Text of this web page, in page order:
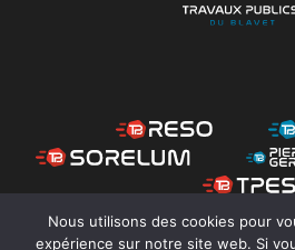
Nous utilisons des cookies pour
expérience sur notre site web. Si